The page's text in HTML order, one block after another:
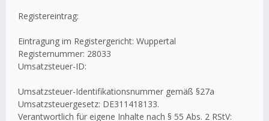
Registereintrag:
Eintragung im Registergericht: Wuppertal
Registernummer: 28033
Umsatzsteuer-ID:
Umsatzsteuer-Identifikationsnummer gemäß §27a
Umsatzsteuergesetz: DE311418133.
Verantwortlich für eigene Inhalte nach § 55 Abs. 2 RStV: